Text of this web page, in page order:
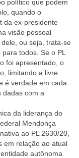
político que podem
quando o
da ex-presidente
visão pessoal
ou seja, trata-se
todos. Se o PL
foi apresentado, o
limitando a livre
é verdade em cada
dadas com a
da liderança do
Mendonça
ao PL 2630/20,
em relação ao atual
autônoma